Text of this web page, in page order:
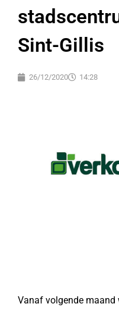
Sint-Gillis
26/12/2020 14:28
Vanaf volgende